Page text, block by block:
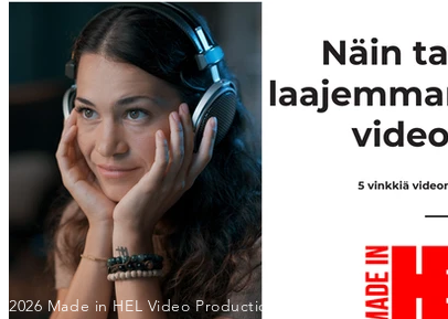
© 2026 Made in HEL Video Productions